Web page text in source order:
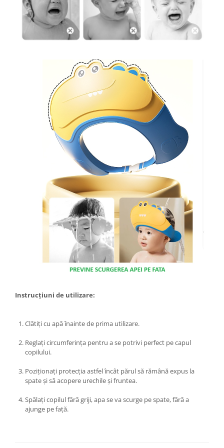
Chiuvete bucatarie compozit
Chiuvete inox
Coloane de dus
Robineti
Tapet 3D Autoadeziv
Climatizare si echipamente de
Aere conditionate
Echipamente pt incalzire
Panouri solare
Paturi electrice cu incalzire
Umidificatoare
Kituri de siguranta si supravietuire
Kit-uri siguranta auto
Kit-uri Supravietuire si Accesorii
Curatenie si menaj
Accesorii ingrijire casa
Aparate de calcat
Cutii depozitare diverse
Cutii pentru chei
Maturi, mopuri si galeti
Organizatoare imbracaminte si
incaltaminte
Perii de curatare
Instrucțiuni de utilizare:
Clătiți cu apă înainte de prima utilizare.
Reglați circumferința pentru a se potrivi perfect pe capul
copilului.
Poziționați protecția astfel încât părul să rămână expus la
spate și să acopere urechile și fruntea.
Spălați copilul fără griji, apa se va scurge pe spate, fără a
ajunge pe față.